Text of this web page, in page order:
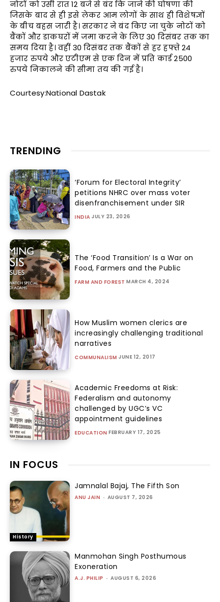
नोटों को उसी रात 12 बजे से बंद कि जाने की घोषणा की
जिसके बाद से ही इसे लेकर आम लोगों के साथ ही विशेषज्ञों
के बीच बहस जारी है। सरकार ने बंद किए जा चुके नोटों को
बैंकों और डाकघरों में जमा करने के लिए 30 दिसंबर तक का
समय दिया है। वहीं 30 दिसंबर तक बैंकों से हर हफ्ते 24
हजार रुपये और एटीएम से एक दिन में प्रति कार्ड 2500
रुपये निकालने की सीमा तय की गई है।
Courtesy:National Dastak
TRENDING
‘Forum for Electoral Integrity’
petitions NHRC over mass voter
disenfranchisement under SIR
INDIA JULY 23, 2026
The ‘Food Transition’ Is a War on
Food, Farmers and the Public
FARM AND FOREST MARCH 4, 2024
How Muslim women clerics are
increasingly challenging traditional
narratives
COMMUNALISM JUNE 12, 2017
Academic Freedoms at Risk:
Federalism and autonomy
challenged by UGC’s VC
appointment guidelines
EDUCATION FEBRUARY 17, 2025
IN FOCUS
History
Jamnalal Bajaj, The Fifth Son
ANU JAIN - AUGUST 7, 2026
Manmohan Singh Posthumous
Exoneration
A.J. PHILIP - AUGUST 6, 2026